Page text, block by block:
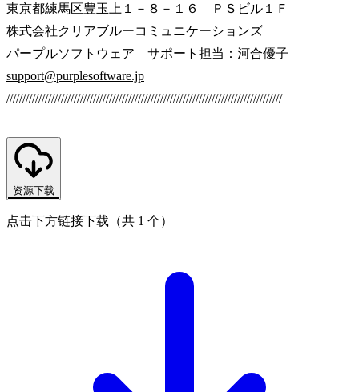
東京都練馬区豊玉上１－８－１６ ＰＳビル１Ｆ
株式会社クリアブルーコミュニケーションズ
パープルソフトウェア サポート担当：河合優子
support@purplesoftware.jp
//////////////////////////////////////////////////////////////////////////////////////
资源下载
点击下方链接下载（共 1 个）